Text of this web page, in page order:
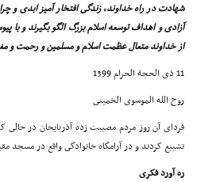
شهادت در راه خداوند، زندگى افتخار آمیز ابدى و
آزادى و اهداف توسعه اسلام بزرگ الگو بگیرند و با
از خداوند متعال عظمت اسلام و مسلمین و رحمت و
11 ذى الحجة الحرام 1399
روح الله الموسوى الخمینى
فرداى آن روز مردم مصیبت زده آذربایجان در حالى
تشییع کردند و در آرامگاه خانوادگى واقع در مسجد
ره آورد فکرى